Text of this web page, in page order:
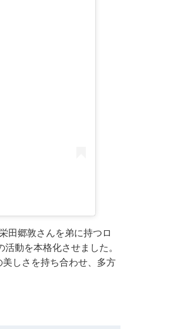
田郷敦さんを弟に持つロ
動を本格化させました。
しさを持ち合わせ、多方